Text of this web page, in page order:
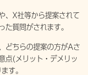
、X社等から提案されて
た質問がされます。
どちらの提案の方がAさ
点(メリット・デメリッ
す。